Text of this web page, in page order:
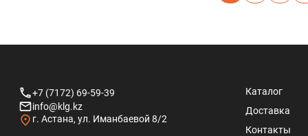
терракотовый
+7 (7172) 69-59-39
info@klg.kz
г. Астана, ул. Иманбаевой 8/2
Каталог
Доставка
Контакты